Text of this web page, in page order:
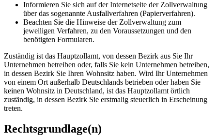
Informieren Sie sich auf der Internetseite der Zollverwaltung
über das sogenannte Ausfallverfahren (Papierverfahren).
Beachten Sie die Hinweise der Zollverwaltung zum
jeweiligen Verfahren, zu den Voraussetzungen und den
benötigten Formularen.
Zuständig ist das Hauptzollamt, von dessen Bezirk aus Sie Ihr
Unternehmen betreiben oder, falls Sie kein Unternehmen betreiben,
in dessen Bezirk Sie Ihren Wohnsitz haben. Wird Ihr Unternehmen
von einem Ort außerhalb Deutschlands betrieben oder haben Sie
keinen Wohnsitz in Deutschland, ist das Hauptzollamt örtlich
zuständig, in dessen Bezirk Sie erstmalig steuerlich in Erscheinung
treten.
Rechtsgrundlage(n)